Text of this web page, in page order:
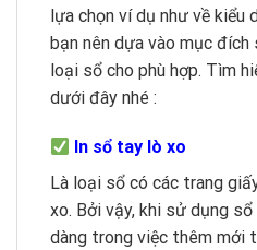
lựa chọn ví dụ như về kiểu
bạn nên dựa vào mục
loại sổ cho phù hợp. Tìm
dưới đây nhé :
In sổ tay lò xo
Là loại sổ có các trang
xo. Bởi vậy, khi sử dụng
dàng trong việc thêm mới